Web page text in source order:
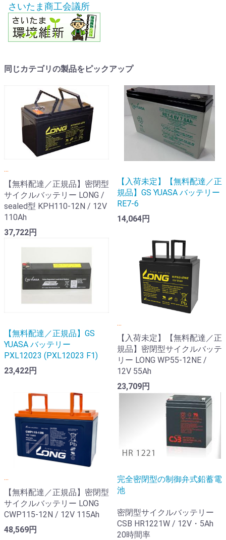
さいたま商工会議所
同じカテゴリの製品をピックアップ
...
【無料配達／正規品】密閉型
サイクルバッテリー LONG /
sealed型 KPH110-12N / 12V
110Ah
37,722円
【入荷未定】【無料配達／正
規品】GS YUASA バッテリー
RE7-6
14,064円
【無料配達／正規品】GS
YUASA バッテリー
PXL12023 (PXL12023 F1)
23,422円
...
【入荷未定】【無料配達／正
規品】密閉型サイクルバッテ
リー LONG WP55-12NE /
12V 55Ah
23,709円
...
【無料配達／正規品】密閉型
サイクルバッテリー LONG
CWP115-12N / 12V 115Ah
48,569円
完全密閉型の制御弁式鉛蓄電
池
密閉型サイクルバッテリー
CSB HR1221W / 12V・5Ah
20時間率